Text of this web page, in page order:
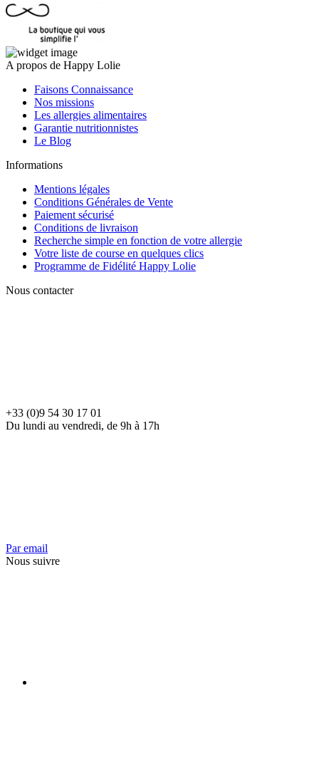
A propos de Happy Lolie
Faisons Connaissance
Nos missions
Les allergies alimentaires
Garantie nutritionnistes
Le Blog
Informations
Mentions légales
Conditions Générales de Vente
Paiement sécurisé
Conditions de livraison
Recherche simple en fonction de votre allergie
Votre liste de course en quelques clics
Programme de Fidélité Happy Lolie
Nous contacter
+33 (0)9 54 30 17 01
Du lundi au vendredi, de 9h à 17h
Par email
Nous suivre